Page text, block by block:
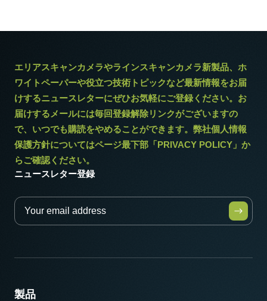
エリアスキャンカメラやラインスキャンカメラ新製品、ホ
ワイトペーパーや役立つ技術トピックなど最新情報をお届
けするニュースレターにぜひお気軽にご登録ください。お
届けするメールには毎回登録解除リンクがございますの
で、いつでも購読をやめることができます。弊社個人情報
保護方針についてはページ最下部「PRIVACY POLICY」か
らご確認ください。
ニュースレター登録
製品